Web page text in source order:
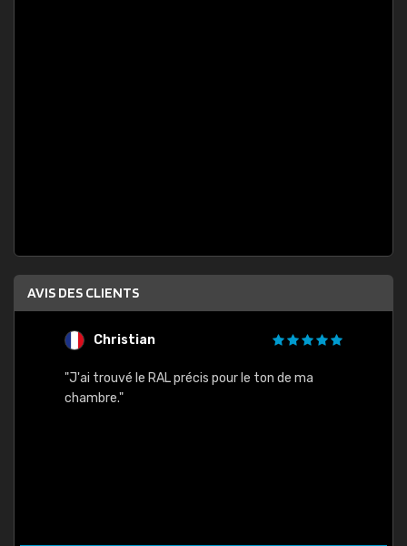
AVIS DES CLIENTS
Christian
"J'ai trouvé le RAL précis pour le ton de ma
chambre."